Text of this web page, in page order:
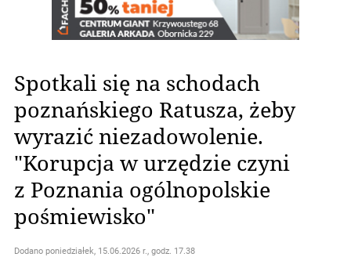
Spotkali się na schodach
poznańskiego Ratusza, żeby
wyrazić niezadowolenie.
"Korupcja w urzędzie czyni
z Poznania ogólnopolskie
pośmiewisko"
Dodano poniedziałek, 15.06.2026 r., godz. 17.38